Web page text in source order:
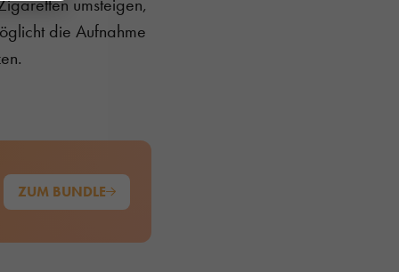
die Aufnahme
ZUM BUNDLE